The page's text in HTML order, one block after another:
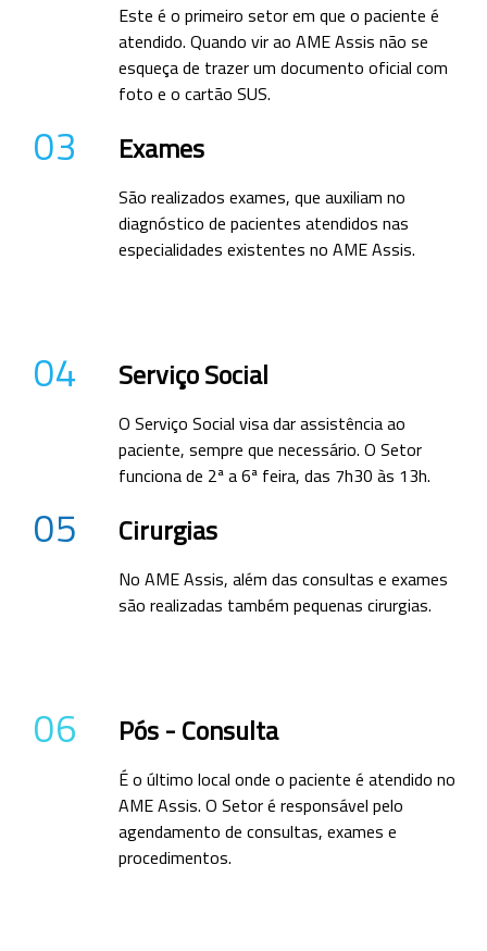
Este é o primeiro setor em que o paciente é
atendido. Quando vir ao AME Assis não se
esqueça de trazer um documento oficial com
foto e o cartão SUS.
03 Exames
São realizados exames, que auxiliam no
diagnóstico de pacientes atendidos nas
especialidades existentes no AME Assis.
04 Serviço Social
O Serviço Social visa dar assistência ao
paciente, sempre que necessário. O Setor
funciona de 2ª a 6ª feira, das 7h30 às 13h.
05 Cirurgias
No AME Assis, além das consultas e exames
são realizadas também pequenas cirurgias.
06 Pós - Consulta
É o último local onde o paciente é atendido no
AME Assis. O Setor é responsável pelo
agendamento de consultas, exames e
procedimentos.